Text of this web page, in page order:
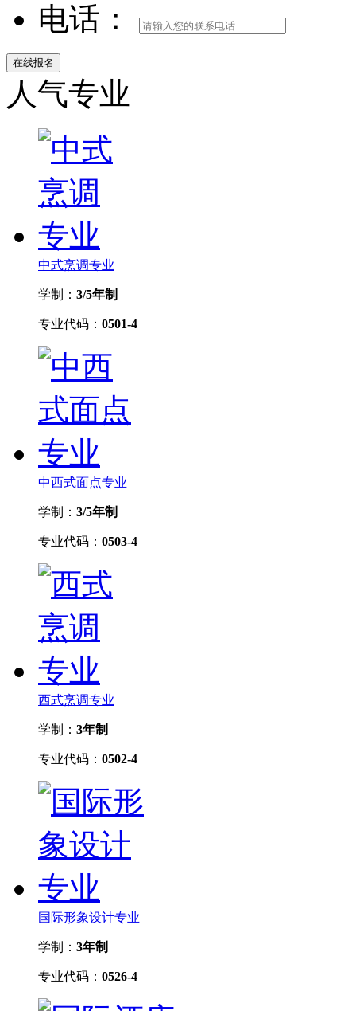
电话：
人气专业
中式烹调专业
学制： 3/5年制
专业代码： 0501-4
中西式面点专业
学制： 3/5年制
专业代码： 0503-4
西式烹调专业
学制： 3年制
专业代码： 0502-4
国际形象设计专业
学制： 3年制
专业代码： 0526-4